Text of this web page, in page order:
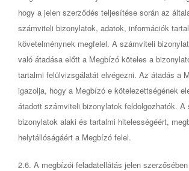
hogy a jelen szerződés teljesítése során az
számviteli bizonylatok, adatok, információk
követelménynek megfelel. A számviteli
való átadása előtt a Megbízó köteles a
tartalmi felülvizsgálatát elvégezni. Az átadás a
igazolja, hogy a Megbízó e kötelezettségének
átadott számviteli bizonylatok feldolgozhatók. A
bizonylatok alaki és tartalmi hitelességéért,
helytállóságáért a Megbízó felel.
2.6. A megbízói feladatellátás jelen